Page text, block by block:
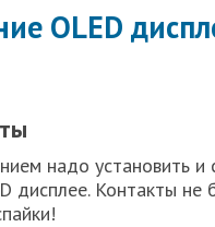
OLED
надо установить и
дисплее. Контакты не